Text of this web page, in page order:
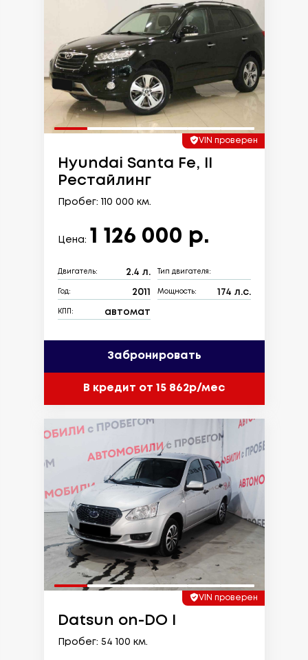
VIN проверен
Hyundai Santa Fe, II
Рестайлинг
Пробег: 110 000 км.
Цена: 1 126 000 р.
Двигатель: 2.4 л. Тип двигателя:
Год: 2011 Мощность: 174 л.с.
КПП: автомат
Забронировать
В кредит от 15 862р/мес
VIN проверен
Datsun on-DO I
Пробег: 54 100 км.